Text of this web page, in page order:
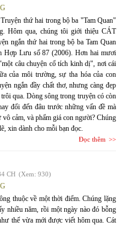
thứ hai trong bộ ba "Tam Quan"
Hôm qua, chúng tôi giới thiệu CÁT
ngắn thứ hai trong bộ ba Tam Quan
Hợp Lưu số 87 (2006). Hơn hai mươi
câu chuyện cổ tích kinh dị", nơi cái
của môi trường, sự tha hóa của con
ngắn đầy chất thơ, nhưng càng đẹp
qua. Dòng sông trong truyện có còn
đổi đến đâu trước những vấn đề mà
cảm, và phẩm giá con người? Chúng
xin dành cho mỗi bạn đọc.
Đọc thêm
CH (Xem: 930)
thuộc về một thời điểm. Chúng lặng
nhiều năm, rồi một ngày nào đó bỗng
thể vừa mới được viết hôm qua. Cát